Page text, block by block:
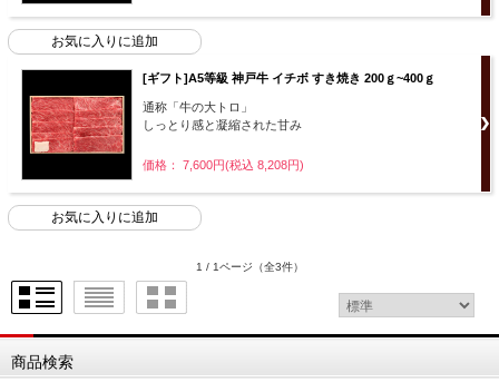
[ギフト]A5等級 神戸牛 イチボ すき焼き 200ｇ~400ｇ
通称「牛の大トロ」
しっとり感と凝縮された甘み
価格： 7,600円(税込 8,208円)
1 / 1ページ （全3件）
商品検索